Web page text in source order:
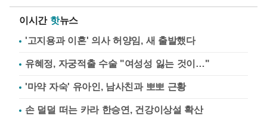
이시간 핫뉴스
'고지용과 이혼' 의사 허양임, 새 출발했다
유혜정, 자궁적출 수술 "여성성 잃는 것이…"
'마약 자숙' 유아인, 남사친과 뽀뽀 근황
손 덜덜 떠는 카라 한승연, 건강이상설 확산